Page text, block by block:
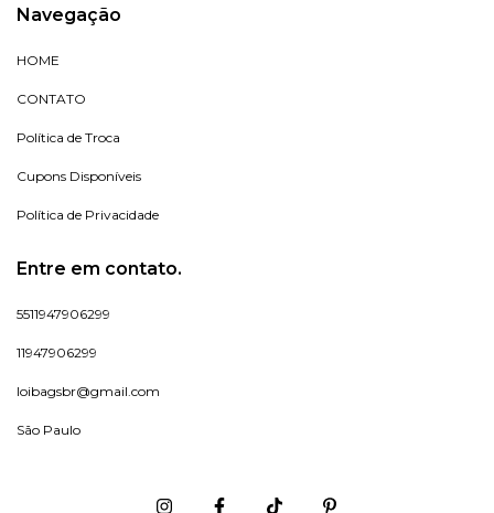
Navegação
HOME
CONTATO
Política de Troca
Cupons Disponíveis
Política de Privacidade
Entre em contato.
5511947906299
11947906299
loibagsbr@gmail.com
São Paulo